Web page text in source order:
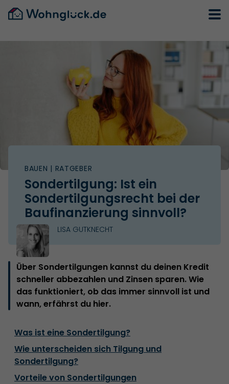
BAUEN | RATGEBER
Sondertilgung: Ist ein
Sondertilgungsrecht bei der
Baufinanzierung sinnvoll?
LISA GUTKNECHT
Über Sondertilgungen kannst du deinen Kredit
schneller abbezahlen und Zinsen sparen. Wie
das funktioniert, ob das immer sinnvoll ist und
wann, erfährst du hier.
Was ist eine Sondertilgung?
Wie unterscheiden sich Tilgung und
Sondertilgung?
Vorteile von Sondertilgungen